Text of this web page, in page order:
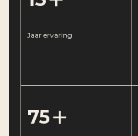
Jaar ervaring
75+